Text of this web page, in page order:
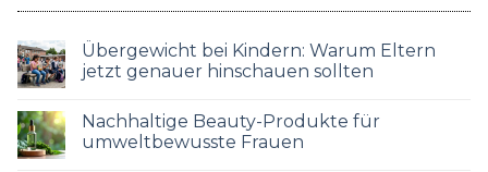
Übergewicht bei Kindern: Warum Eltern
jetzt genauer hinschauen sollten
Nachhaltige Beauty-Produkte für
umweltbewusste Frauen